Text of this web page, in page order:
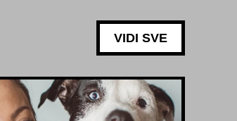
VIDI SVE